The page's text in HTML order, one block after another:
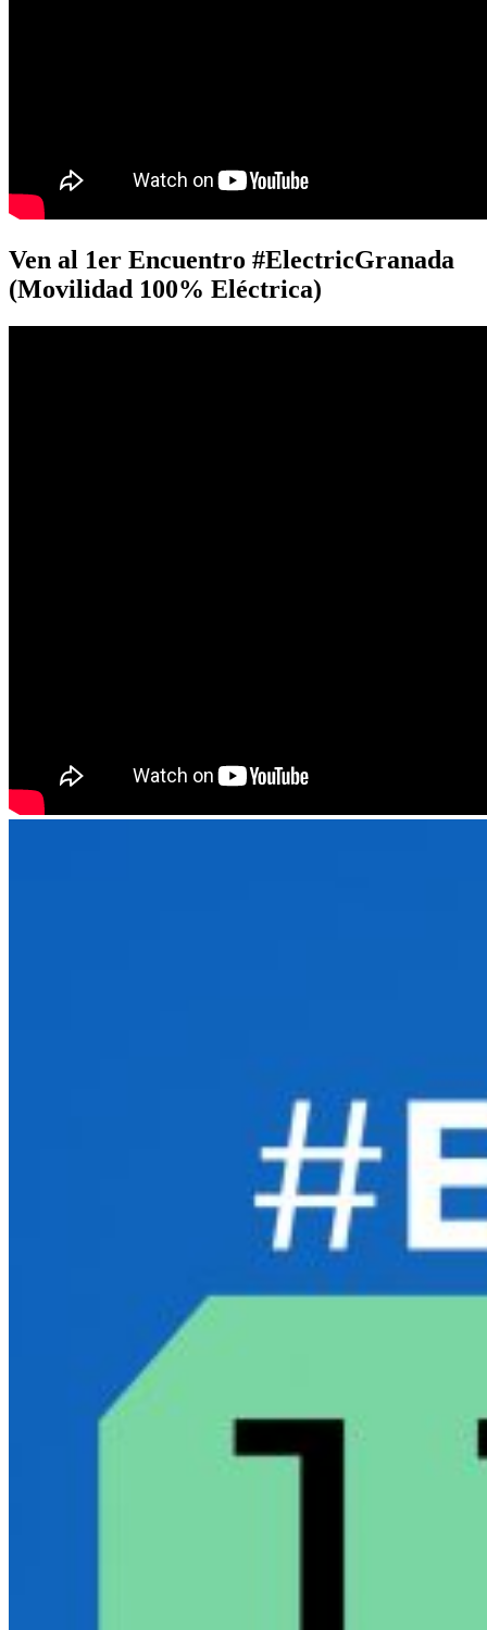
Ven al 1er Encuentro #ElectricGranada
(Movilidad 100% Eléctrica)